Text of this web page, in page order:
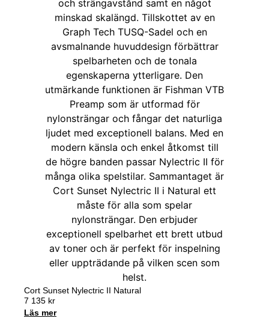
Cort Sunset Nylectric II Natural
7 135 kr
Läs mer